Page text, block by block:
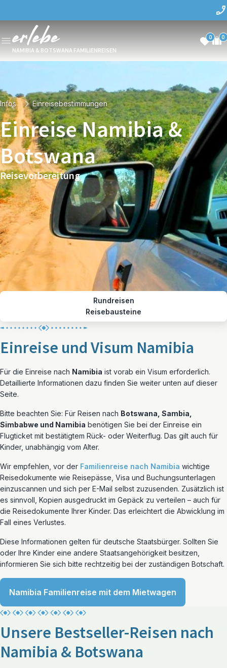
NAMIBIA & BOTSWANA FAMILIENREISEN
0 0
Infos Einreisebestimmungen
Einreise Namibia &
Botswana
Reisevorbereitung
Rundreisen
Reisebausteine
Einreise und Visum Namibia
Für die Einreise nach Namibia ist vorab ein Visum erforderlich.
Detaillierte Informationen dazu finden Sie weiter unten auf dieser
Seite.
Bitte beachten Sie: Für Reisen nach Botswana, Sambia,
Simbabwe und Namibia benötigen Sie bei der Einreise ein
Flugticket mit bestätigtem Rück- oder Weiterflug. Das gilt auch für
Kinder, unabhängig vom Alter.
Wir empfehlen, vor der Familienreise nach Namibia wichtige
Reisedokumente wie Reisepässe, Visa und Buchungsunterlagen
einzuscannen und sich per E-Mail selbst zuzusenden. Zusätzlich ist
es sinnvoll, Kopien ausgedruckt im Gepäck zu verteilen – auch für
die Reisedokumente Ihrer Kinder. Das erleichtert die Abwicklung im
Fall eines Verlustes.
Diese Informationen gelten für deutsche Staatsbürger. Sollten Sie
oder Ihre Kinder eine andere Staatsangehörigkeit besitzen,
informieren Sie sich bitte rechtzeitig bei der zuständigen Botschaft.
Namibia Familienreise mit dem Mietwagen
Unsere Bestseller-Reisen nach
Namibia & Botswana